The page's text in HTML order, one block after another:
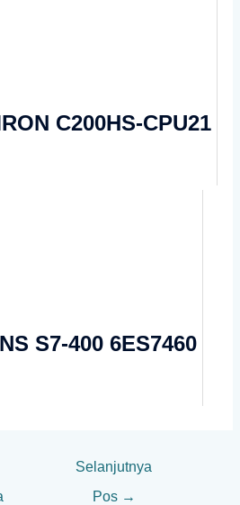
C200HS-CPU21
S7-400 6ES7460
Selanjutnya
Pos →